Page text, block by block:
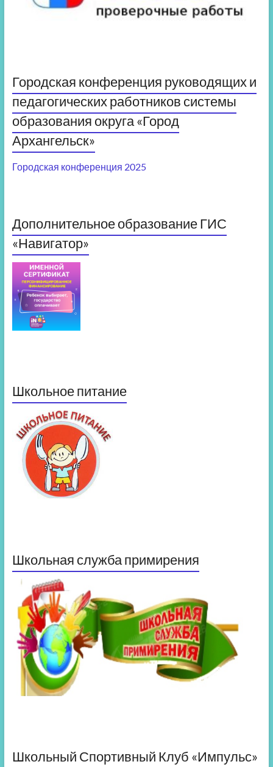
Городская конференция руководящих и
педагогических работников системы
образования округа «Город
Архангельск»
Городская конференция 2025
Дополнительное образование ГИС
«Навигатор»
Школьное питание
Школьная служба примирения
Школьный Спортивный Клуб «Импульс»